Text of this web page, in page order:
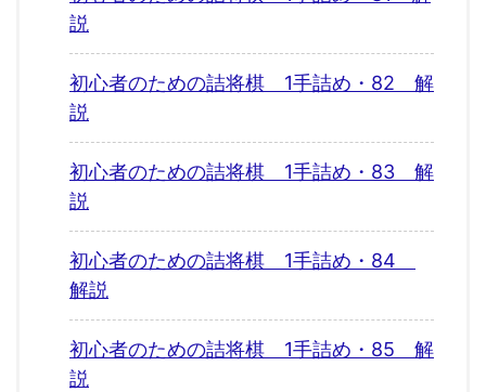
説
初心者のための詰将棋 1手詰め・82 解
説
初心者のための詰将棋 1手詰め・83 解
説
初心者のための詰将棋 1手詰め・84
解説
初心者のための詰将棋 1手詰め・85 解
説